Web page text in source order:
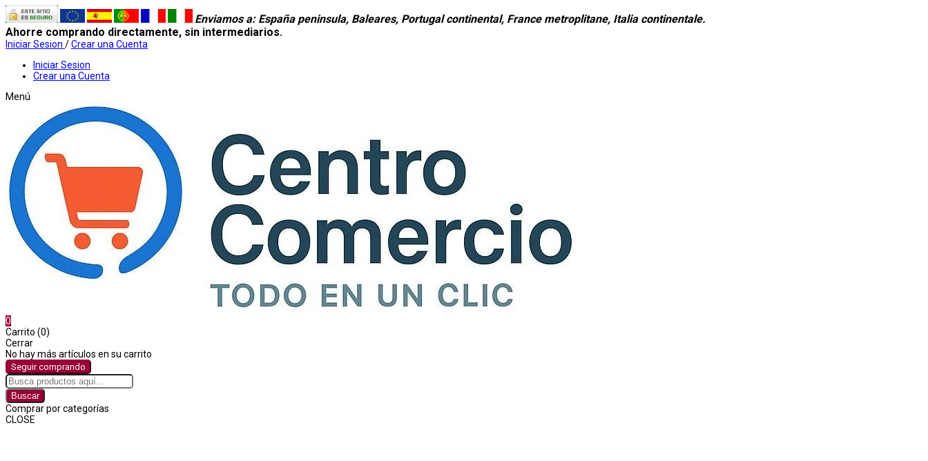
Enviamos a: España peninsula, Baleares, Portugal continental, France metroplitane, Italia continentale.
Ahorre comprando directamente, sin intermediarios.
Iniciar Sesion /Crear una Cuenta
Iniciar Sesion
Crear una Cuenta
Menú
0
Carrito (0)
Cerrar
No hay más artículos en su carrito
Seguir comprando
Buscar
Comprar por categorías
CLOSE